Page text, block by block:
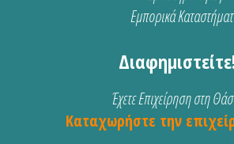
Εμπορικά
Έχετε Επιχείρηση στη
Καταχωρήστε την